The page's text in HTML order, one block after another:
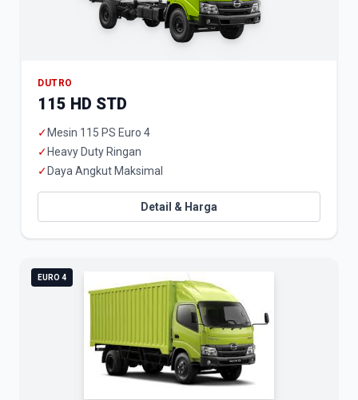
DUTRO
115 HD STD
✓ Mesin 115 PS Euro 4
✓ Heavy Duty Ringan
✓ Daya Angkut Maksimal
Detail & Harga
EURO 4